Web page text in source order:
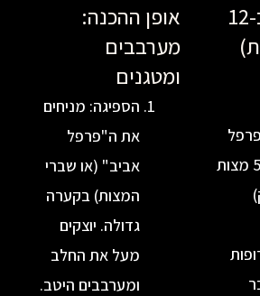
אופן ההכנה:
מערבבים
הספיגה: מניחים
אביב" (או שברי
המצות) בקערה
גדולה. יוצקים
מעל את החלב
ומערבבים היטב.